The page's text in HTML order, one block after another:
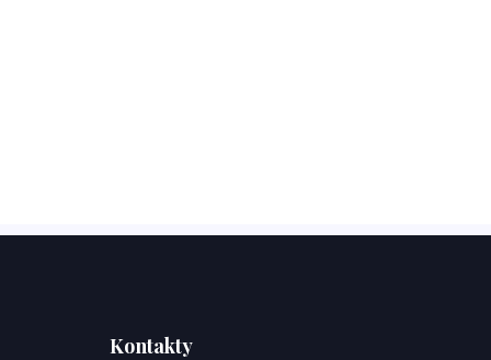
Kontakty